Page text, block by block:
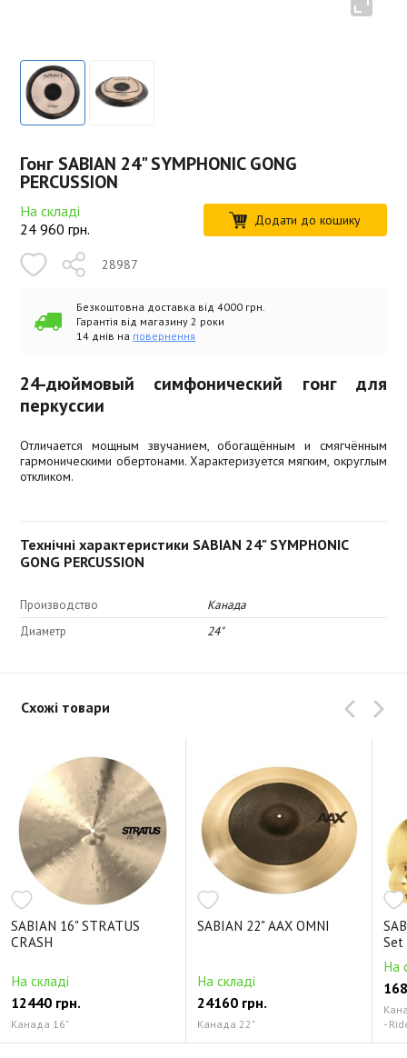
Гонг SABIAN 24" SYMPHONIC GONG
PERCUSSION
На складі
24 960 грн. Додати до кошику
28987
Безкоштовна доставка від 4000 грн.
Гарантія від магазину 2 роки
14 днів на повернення
24-дюймовый симфонический гонг для
перкуссии
Отличается мощным звучанием, обогащённым и смягчённым
гармоническими обертонами. Характеризуется мягким, округлым
откликом.
Технічні характеристики SABIAN 24" SYMPHONIC
GONG PERCUSSION
Производство
Канада
Диаметр
24"
Схожі товари
SABIAN 16" STRATUS
CRASH
На складі
12440 грн.
Канада 16"
SABIAN 22" AAX OMNI
На складі
24160 грн.
Канада 22"
Set
На
-